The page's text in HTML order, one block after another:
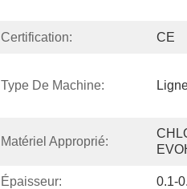
Certification: CE
Type De Machine:
Matériel Approprié:
Épaisseur: 0.1-